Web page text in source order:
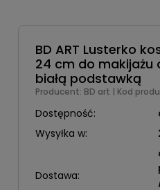
BD ART Lusterko
24 cm do makijażu
białą podstawką
Producent: BD art | Kod
Dostępność:
Wysyłka w:
Dostawa: